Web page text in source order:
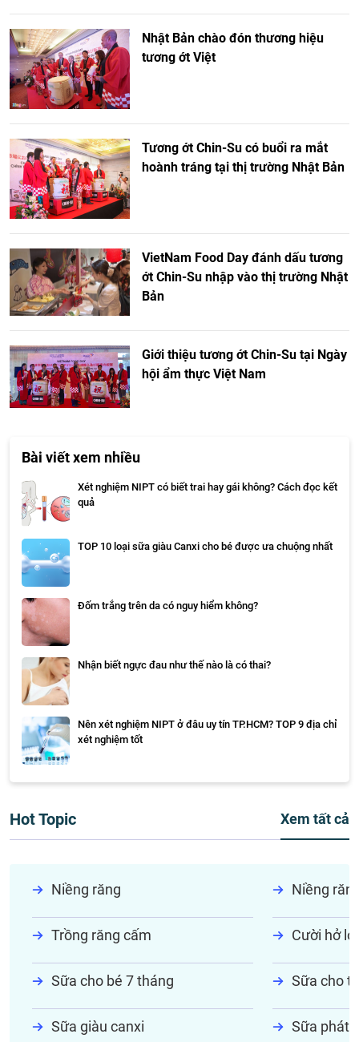
Nhật Bản chào đón thương hiệu
tương ớt Việt
Tương ớt Chin-Su có buổi ra mắt
hoành tráng tại thị trường Nhật Bản
VietNam Food Day đánh dấu tương
ớt Chin-Su nhập vào thị trường Nhật
Bản
Giới thiệu tương ớt Chin-Su tại Ngày
hội ẩm thực Việt Nam
Bài viết xem nhiều
Xét nghiệm NIPT có biết trai hay gái không? Cách đọc kết
quả
TOP 10 loại sữa giàu Canxi cho bé được ưa chuộng nhất
Đốm trắng trên da có nguy hiểm không?
Nhận biết ngực đau như thế nào là có thai?
Nên xét nghiệm NIPT ở đâu uy tín TP.HCM? TOP 9 địa chỉ
xét nghiệm tốt
Hot Topic Xem tất cả
Niềng răng Niềng
Trồng răng cấm Cười hở lợi
Sữa cho bé 7 tháng Sữa cho
Sữa giàu canxi Sữa phát